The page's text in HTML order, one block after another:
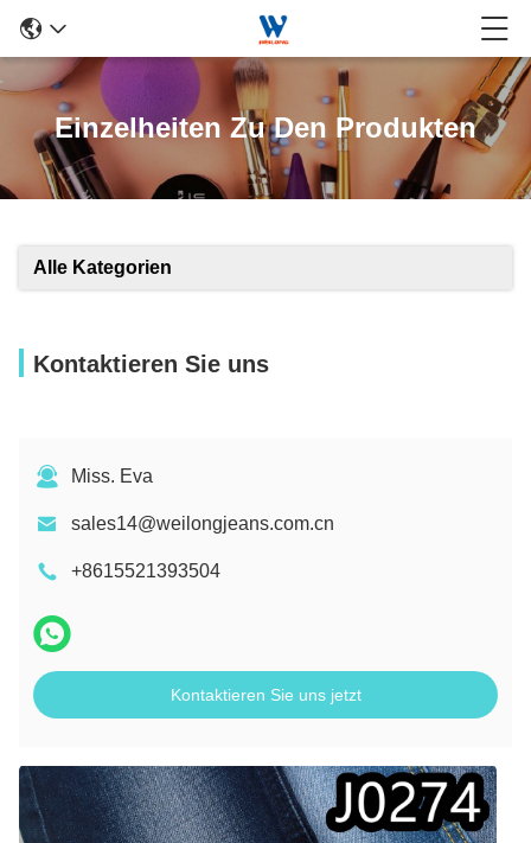
Einzelheiten Zu Den Produkten
Alle Kategorien
Kontaktieren Sie uns
Miss. Eva
sales14@weilongjeans.com.cn
+8615521393504
Kontaktieren Sie uns jetzt